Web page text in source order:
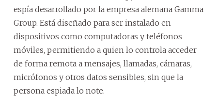
espía desarrollado por la empresa alemana Gamma
Group. Está diseñado para ser instalado en
dispositivos como computadoras y teléfonos
móviles, permitiendo a quien lo controla acceder
de forma remota a mensajes, llamadas, cámaras,
micrófonos y otros datos sensibles, sin que la
persona espiada lo note.